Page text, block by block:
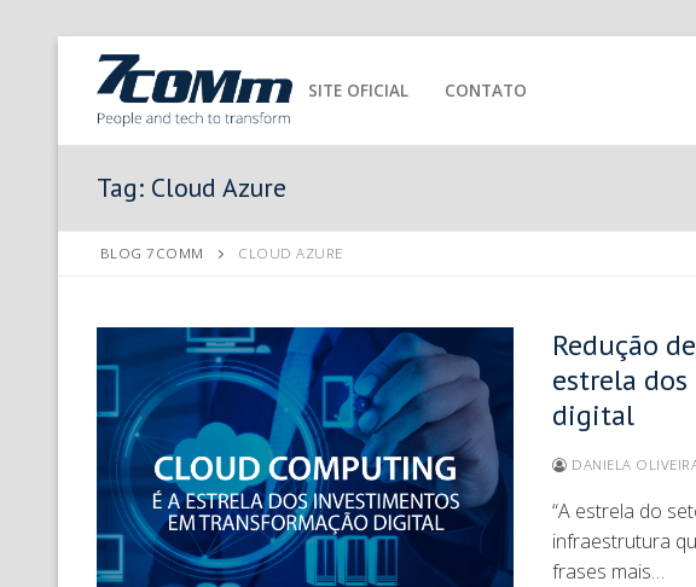
SITE OFICIAL CONTATO
Tag: Cloud Azure
BLOG 7COMM CLOUD AZURE
Redução
estrela
digital
DANIELA
“A estrela do
infraestrutura
frases mais…